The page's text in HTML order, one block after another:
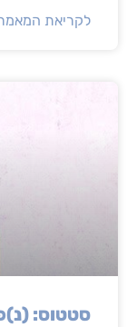
לקריאת
סטטוס: